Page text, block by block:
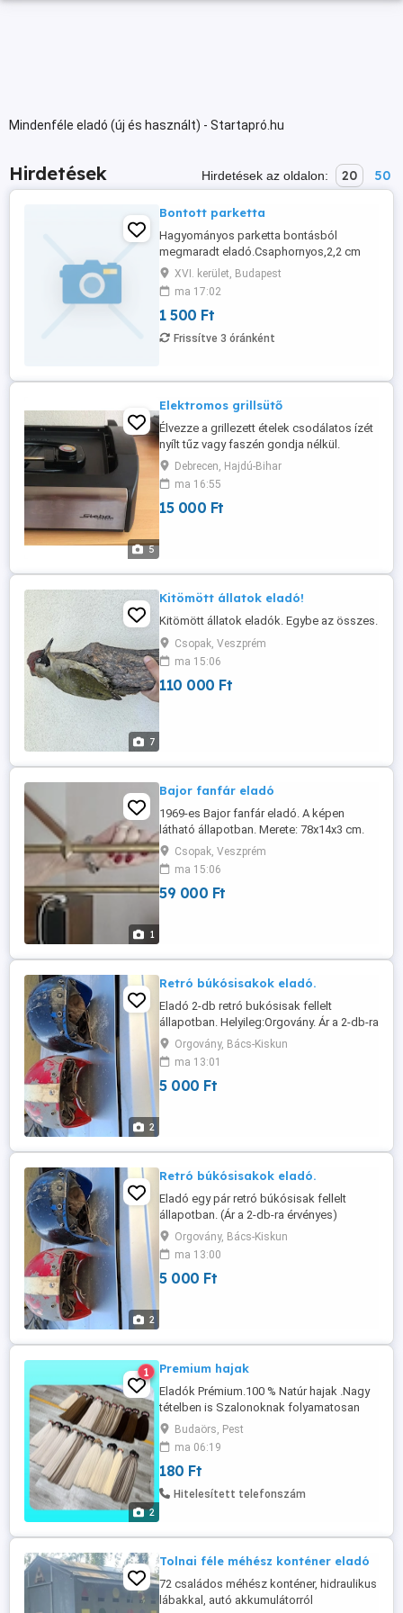
Mindenféle eladó (új és használt) - Startapró.hu
Hirdetések Hirdetések az oldalon: 20 50
Bontott parketta
Hagyományos parketta bontásból
megmaradt eladó.Csaphornyos,2,2 cm
vastag,35,cm hosszú,3,5 cm széles jó
állapotban szegelve volt 4 nm2
eladó,1500-ft nm2 egyben eladó
Budapesten van.
XVI. kerület, Budapest
ma 17:02
1 500 Ft
Frissítve 3 óránként
5
Elektromos grillsütő
Élvezze a grillezett ételek csodálatos ízét
nyílt tűz vagy faszén gondja nélkül.
Főzzön biztonságosan, bárhol vagy
bármikor, a Star-Light A-1650W
elektromos grillel. Csodálatos erejének és
tapadásgátló sütőlapjának, amelyet
Debrecen, Hajdú-Bihar
ma 16:55
15 000 Ft
7
Kitömött állatok eladó!
Kitömött állatok eladók. Egybe az összes.
Csopak, Veszprém
ma 15:06
110 000 Ft
1
Bajor fanfár eladó
1969-es Bajor fanfár eladó. A képen
látható állapotban. Merete: 78x14x3 cm.
Csopak, Veszprém
ma 15:06
59 000 Ft
2
Retró búkósisakok eladó.
Eladó 2-db retró bukósisak fellelt
állapotban. Helyileg:Orgovány. Ár a 2-db-ra
értendő. Tel:30-4026898
Orgovány, Bács-Kiskun
ma 13:01
5 000 Ft
2
Retró búkósisakok eladó.
Eladó egy pár retró búkósisak fellelt
állapotban. (Ár a 2-db-ra érvényes)
Helyileg:Orgovány. Érdeklödni:304026898
Orgovány, Bács-Kiskun
ma 13:00
5 000 Ft
2
1 Premium hajak
Eladók Prémium.100 % Natúr hajak .Nagy
tételben is Szalonoknak folyamatosan
..Országosan....!! Bp...06702857281
..UZENETEKRE NEM REAGALOK ....!!!!
Budaörs, Pest
ma 06:19
180 Ft
Hitelesített telefonszám
Tolnai féle méhész konténer eladó
72 családos méhész konténer, hidraulikus
lábakkal, autó akkumulátorról